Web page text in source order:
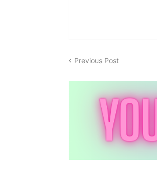
Previous Post